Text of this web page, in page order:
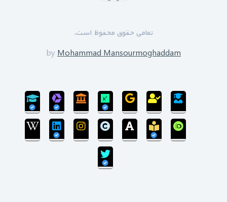
محمد منصورمقدم
سی‌ام‌ شهریورماه 1399:
بروزرسانی سایت پایان یافته است و سایت در مرحله
انتقال پایگاه داده می‌باشد.
تمامی حقوق محفوظ است.
by Mohammad Mansourmoghaddam